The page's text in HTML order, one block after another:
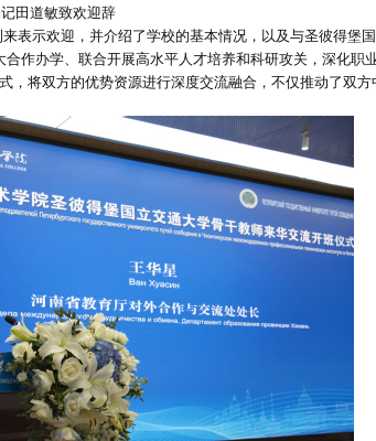
田道敏致欢迎辞
表示欢迎，并介绍了学校的基本情况，以及与圣彼得堡
作办学、联合开展高水平人才培养和科研攻关，深化职
将双方的优势资源进行深度交流融合，不仅推动了双